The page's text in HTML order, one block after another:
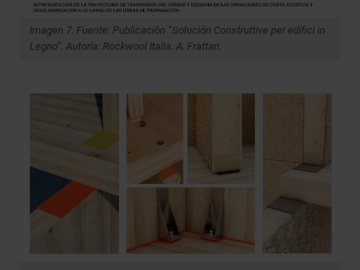
Imagen 7. Fuente: Publicación “Solución Construttive per edifici in
Legno”. Autoría: Rockwool Italia. A. Frattari.